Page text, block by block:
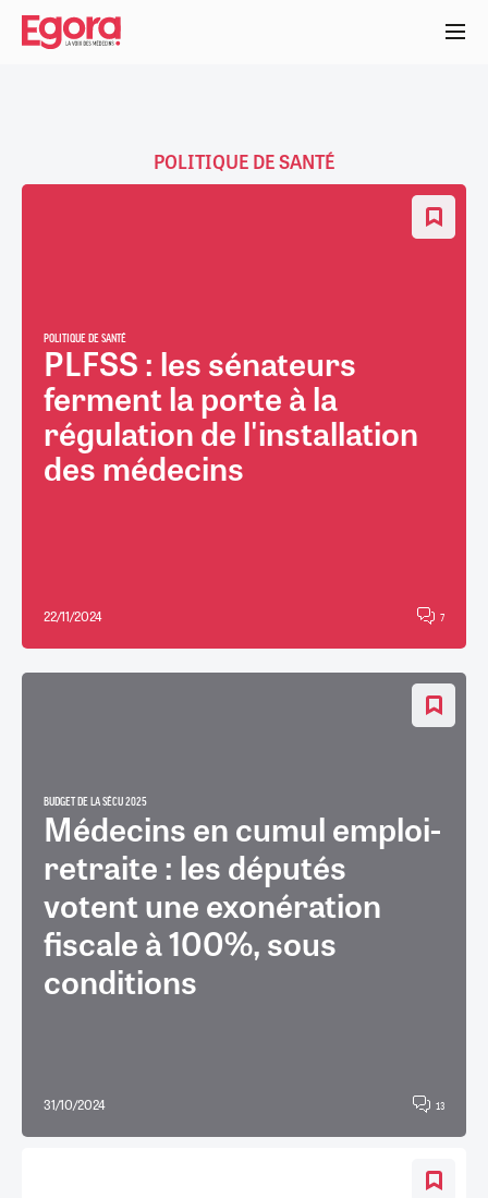
Aller
contenu
POLITIQUE DE SANTÉ
POLITIQUE DE SANTÉ
PLFSS : les sénateurs
ferment la porte à la
régulation de l'installation
des médecins
22/11/2024 7
BUDGET DE LA SÉCU 2025
Médecins en cumul emploi-
retraite : les députés
votent une exonération
fiscale à 100%, sous
conditions
31/10/2024 13